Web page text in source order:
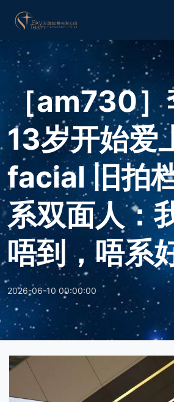
［am730］
13岁开始爱
facial 旧拍
系双面人：
唔到，唔系
2026-06-10 00:00:00